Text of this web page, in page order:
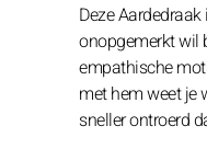
Deze
onopgemerkt wil
empathische
met hem weet je
sneller ontroerd